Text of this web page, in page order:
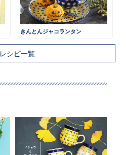
きんとんジャコランタン
レシピ一覧